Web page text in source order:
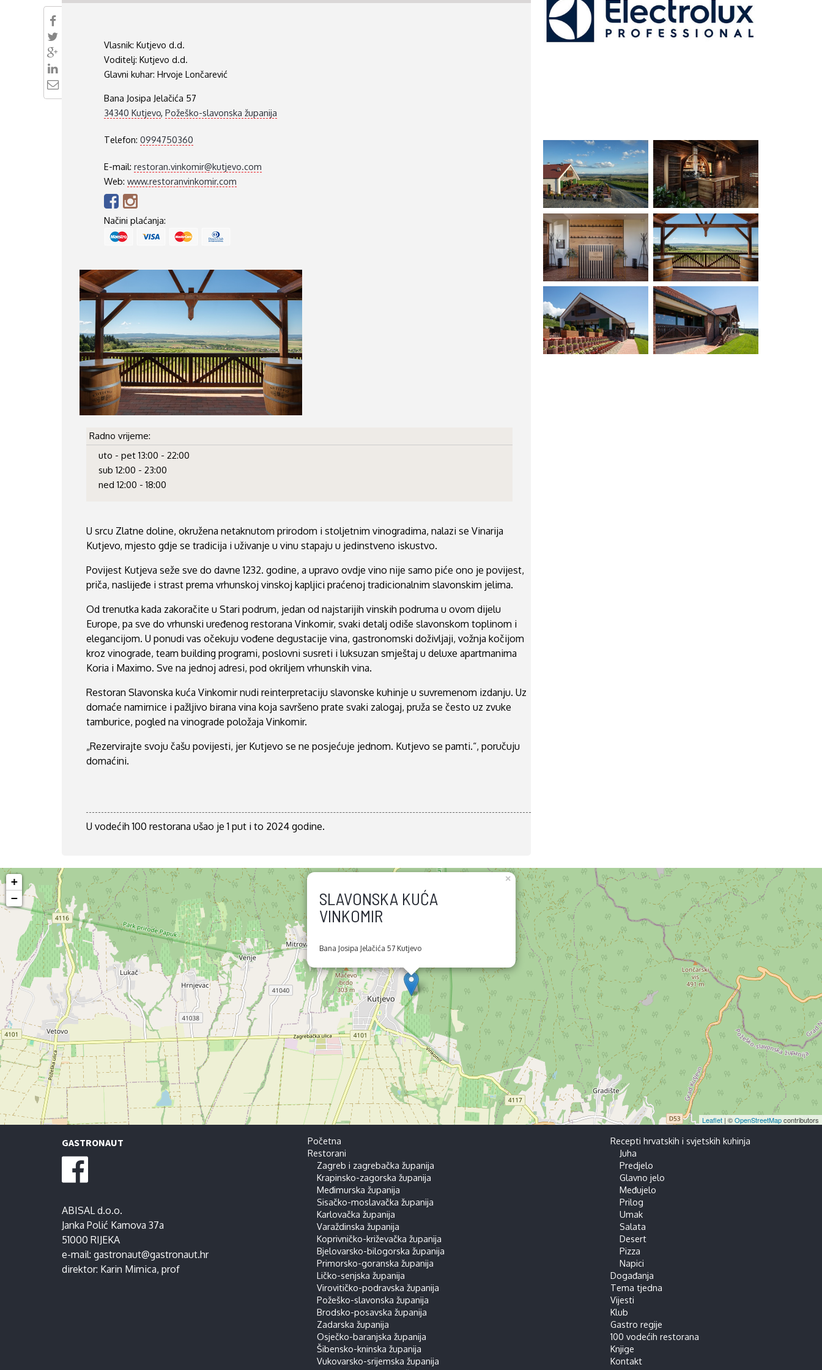
ISTARSKA ŽUPANIJA
Vlasnik: Kutjevo d.d.
Voditelj: Kutjevo d.d.
Glavni kuhar: Hrvoje Lončarević
Bana Josipa Jelačića 57
34340 Kutjevo, Požeško-slavonska županija
Telefon: 0994750360
E-mail: restoran.vinkomir@kutjevo.com
Web: www.restoranvinkomir.com
Načini plaćanja:
Radno vrijeme:
uto - pet 13:00 - 22:00
sub 12:00 - 23:00
ned 12:00 - 18:00
U srcu Zlatne doline, okružena netaknutom prirodom i stoljetnim vinogradima, nalazi se Vinarija
Kutjevo, mjesto gdje se tradicija i uživanje u vinu stapaju u jedinstveno iskustvo.
Povijest Kutjeva seže sve do davne 1232. godine, a upravo ovdje vino nije samo piće ono je povijest,
priča, naslijeđe i strast prema vrhunskoj vinskoj kapljici praćenoj tradicionalnim slavonskim jelima.
Od trenutka kada zakoračite u Stari podrum, jedan od najstarijih vinskih podruma u ovom dijelu
Europe, pa sve do vrhunski uređenog restorana Vinkomir, svaki detalj odiše slavonskom toplinom i
elegancijom. U ponudi vas očekuju vođene degustacije vina, gastronomski doživljaji, vožnja kočijom
kroz vinograde, team building programi, poslovni susreti i luksuzan smještaj u deluxe apartmanima
Koria i Maximo. Sve na jednoj adresi, pod okriljem vrhunskih vina.
Restoran Slavonska kuća Vinkomir nudi reinterpretaciju slavonske kuhinje u suvremenom izdanju. Uz
domaće namirnice i pažljivo birana vina koja savršeno prate svaki zalogaj, pruža se često uz zvuke
tamburice, pogled na vinograde položaja Vinkomir.
„Rezervirajte svoju čašu povijesti, jer Kutjevo se ne posjećuje jednom. Kutjevo se pamti.“, poručuju
domaćini.
U vodećih 100 restorana ušao je 1 put i to 2024 godine.
SLAVONSKA KUĆA
VINKOMIR
Bana Josipa Jelačića 57 Kutjevo
×
+
−
Leaflet | ©OpenStreetMapcontributors
GASTRONAUT
ABISAL d.o.o.
Janka Polić Kamova 37a
51000 RIJEKA
e-mail: gastronaut@gastronaut.hr
direktor: Karin Mimica, prof
Početna
Restorani
Zagreb i zagrebačka županija
Krapinsko-zagorska županija
Međimurska županija
Sisačko-moslavačka županija
Karlovačka županija
Varaždinska županija
Koprivničko-križevačka županija
Bjelovarsko-bilogorska županija
Primorsko-goranska županija
Ličko-senjska županija
Virovitičko-podravska županija
Požeško-slavonska županija
Brodsko-posavska županija
Zadarska županija
Osječko-baranjska županija
Šibensko-kninska županija
Vukovarsko-srijemska županija
Recepti hrvatskih i svjetskih kuhinja
Juha
Predjelo
Glavno jelo
Međujelo
Prilog
Umak
Salata
Desert
Pizza
Napici
Događanja
Tema tjedna
Vijesti
Klub
Gastro regije
100 vodećih restorana
Knjige
Kontakt